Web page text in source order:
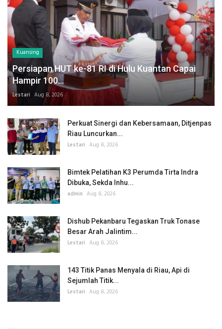
Kuansing
Persiapan HUT ke-81 RI di Hulu Kuantan Capai
Hampir 100...
Lestari Aug 8, 2026
Perkuat Sinergi dan Kebersamaan, Ditjenpas
Riau Luncurkan...
Lestari Aug 8, 2026
Bimtek Pelatihan K3 Perumda Tirta Indra
Dibuka, Sekda Inhu...
admin Aug 8, 2026
Dishub Pekanbaru Tegaskan Truk Tonase
Besar Arah Jalintim...
Lestari Aug 8, 2026
143 Titik Panas Menyala di Riau, Api di
Sejumlah Titik...
Lestari Aug 8, 2026